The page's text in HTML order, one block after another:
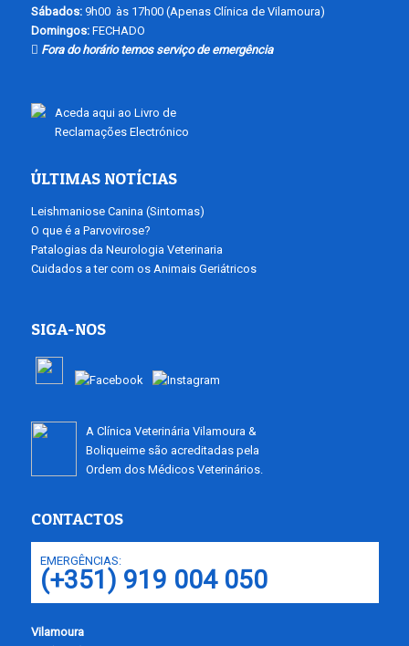
Sábados:9h00 às 17h00 (Apenas Clínica de Vilamoura)
Domingos:FECHADO
Fora do horário temos serviço de emergência
Aceda aqui ao Livro de
Reclamações Electrónico
ÚLTIMAS NOTÍCIAS
Leishmaniose Canina (Sintomas)
O que é a Parvovirose?
Patalogias da Neurologia Veterinaria
Cuidados a ter com os Animais Geriátricos
SIGA-NOS
A Clínica Veterinária Vilamoura &
Boliqueime são acreditadas pela
Ordem dos Médicos Veterinários.
CONTACTOS
EMERGÊNCIAS:
(+351) 919 004 050
Vilamoura